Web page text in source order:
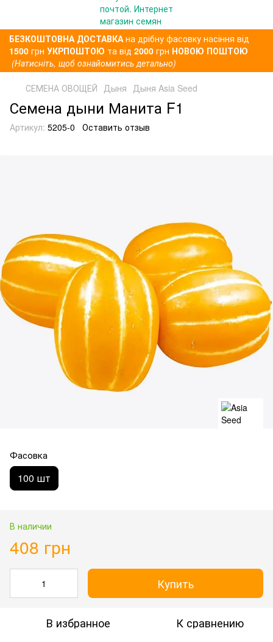
БЕЗКОШТОВНА ДОСТАВКАна дрібну фасовку насіння від
1500 грн УКРПОШТОЮ та від 2000 грн НОВОЮ ПОШТОЮ
(Натисніть, щоб ознайомитись детально)
СЕМЕНА ОВОЩЕЙ Дыня Дыня Asia Seed
Семена дыни Манита F1
Артикул: 5205-0 Оставить отзыв
Фасовка
100 шт
В наличии
408 грн
Купить
В избранное К сравнению